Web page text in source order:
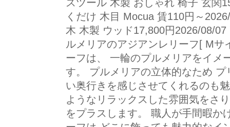
スツール 木製 おしゃれ 椅子 玄関
くだけ 木目 Mocua 賃110円～
木 木製 ウッド17,800円2026/08/
ルメリアのアジアンレリーフ[ M
ーフは、 一輪のプルメリアをイメ
す。 プルメリアの立体的なため
い奥行きを感じさせてくれるのも
ようなリラックスした雰囲気をさ
をプラスします。 職人が手間暇か